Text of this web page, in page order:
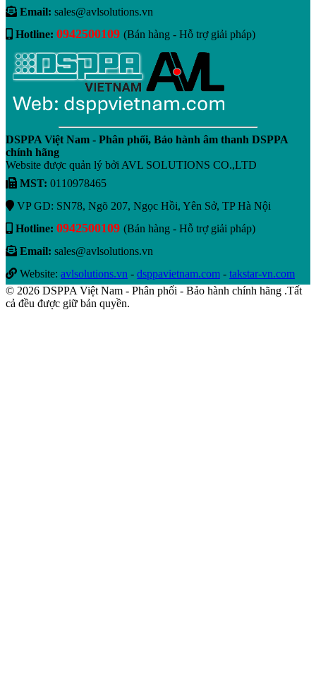
Email: sales@avlsolutions.vn
Hotline: 0942500109 (Bán hàng - Hỗ trợ giải pháp)
DSPPA Việt Nam - Phân phối, Bảo hành âm thanh DSPPA
chính hãng
Website được quản lý bởi AVL SOLUTIONS CO.,LTD
MST: 0110978465
VP GD: SN78, Ngõ 207, Ngọc Hồi, Yên Sở, TP Hà Nội
Hotline: 0942500109 (Bán hàng - Hỗ trợ giải pháp)
Email: sales@avlsolutions.vn
Website: avlsolutions.vn - dsppavietnam.com - takstar-vn.com
© 2026 DSPPA Việt Nam - Phân phối - Bảo hành chính hãng .Tất
cả đều được giữ bản quyền.